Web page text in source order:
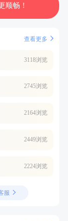
顺畅！
查看更多
3118浏览
2745浏览
2164浏览
2449浏览
2224浏览
服